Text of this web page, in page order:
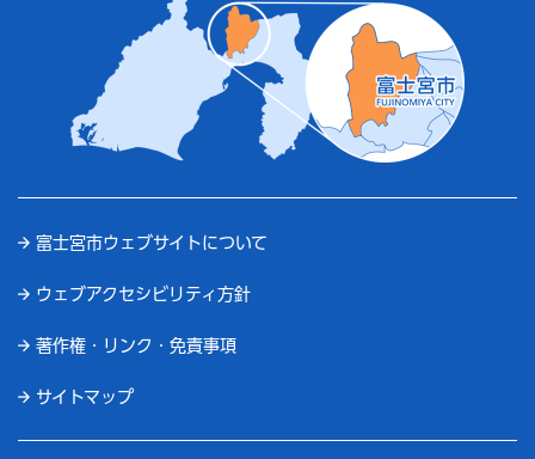
富士宮市ウェブサイトについて
ウェブアクセシビリティ方針
著作権・リンク・免責事項
サイトマップ